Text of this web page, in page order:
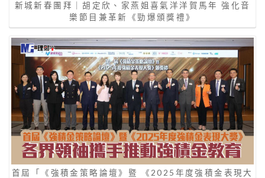
新城新春團拜｜胡定欣、家燕姐喜氣洋洋賀馬年 強化音
樂節目兼革新《勁爆頒獎禮》
首屆「《強積金策略論壇》暨 《2025年度強積金表現大